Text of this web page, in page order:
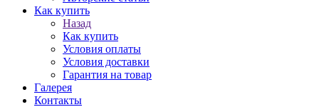
Как купить
Назад
Как купить
Условия оплаты
Условия доставки
Гарантия на товар
Галерея
Контакты